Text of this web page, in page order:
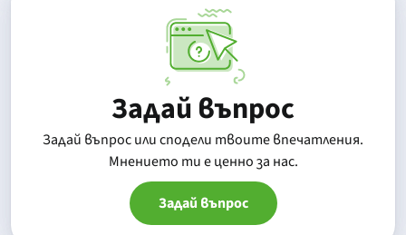
Задай въпрос
Задай въпрос или сподели твоите впечатления.
Mнението ти е ценно за нас.
Задай въпрос